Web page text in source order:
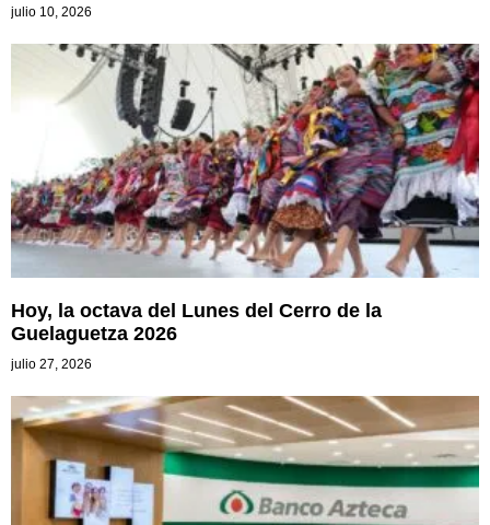
julio 10, 2026
Hoy, la octava del Lunes del Cerro de la
Guelaguetza 2026
julio 27, 2026